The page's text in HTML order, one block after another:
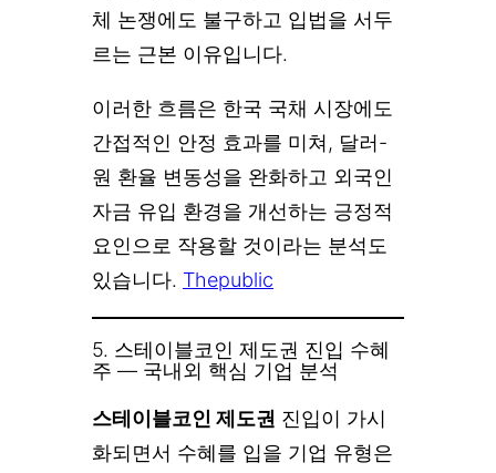
체 논쟁에도 불구하고 입법을 서두
르는 근본 이유입니다.
이러한 흐름은 한국 국채 시장에도
간접적인 안정 효과를 미쳐, 달러-
원 환율 변동성을 완화하고 외국인
자금 유입 환경을 개선하는 긍정적
요인으로 작용할 것이라는 분석도
있습니다. Thepublic
5. 스테이블코인 제도권 진입 수혜
주 — 국내외 핵심 기업 분석
스테이블코인 제도권 진입이 가시
화되면서 수혜를 입을 기업 유형은